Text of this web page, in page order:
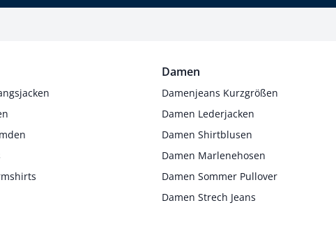
Damen
Damenjeans Kurzgrößen
Damen Lederjacken
Damen Shirtblusen
Damen Marlenehosen
Damen Sommer Pullover
Damen Strech Jeans